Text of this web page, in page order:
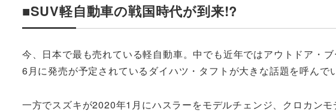
■SUV軽自動車の戦国時代が到来!?
今、日本で最も売れている軽自動車。中でも近年ではアウトドア・
6月に発売が予定されているダイハツ・タフトが大きな話題を呼んで
一方でスズキが2020年1月にハスラーをモデルチェンジ、クロカン